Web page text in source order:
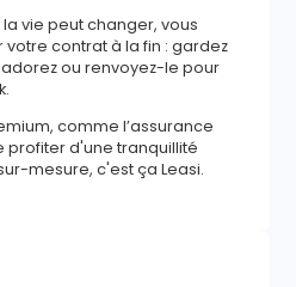
vie peut changer, vous
contrat à la fin : gardez
ou renvoyez-le pour
comme l’assurance
profiter d'une tranquillité
mesure, c'est ça Leasi.